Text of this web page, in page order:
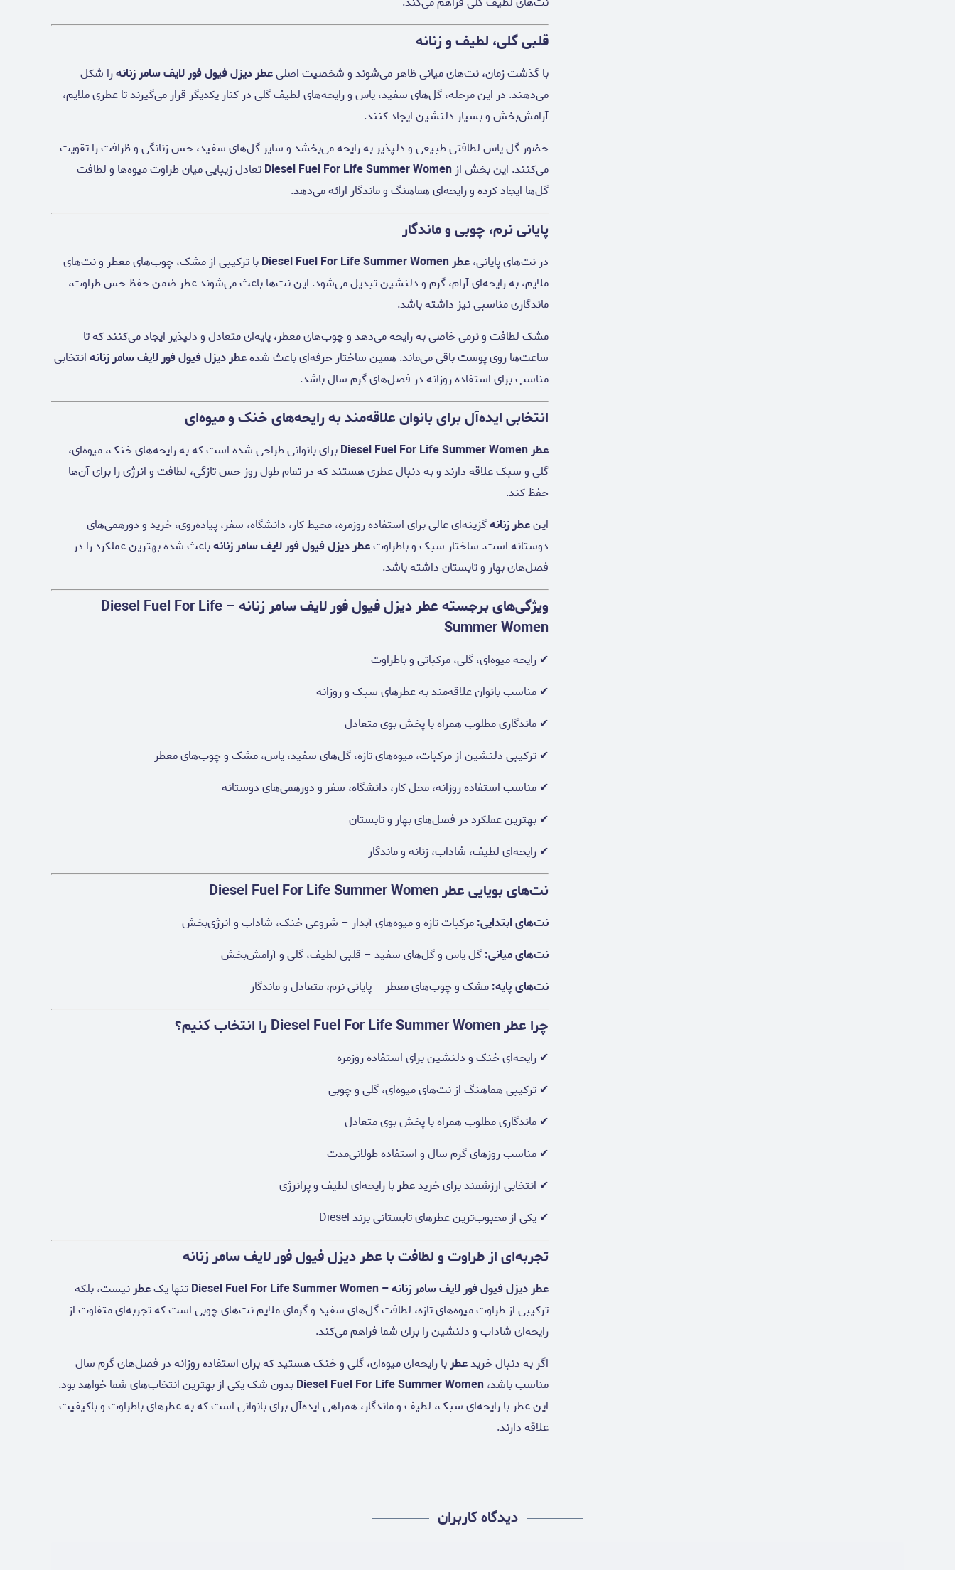
قلبی گلی، لطیف و زنانه
با گذشت زمان، نت‌های میانی ظاهر می‌شوند و شخصیت اصلیعطر دیزل فیول فور لایف سامر زنانهرا شکل
می‌دهند. در این مرحله، گل‌های سفید، یاس و رایحه‌های لطیف گلی در کنار یکدیگر قرار می‌گیرند تا عطری ملایم،
آرامش‌بخش و بسیار دلنشین ایجاد کنند.
حضور گل یاس لطافتی طبیعی و دلپذیر به رایحه می‌بخشد و سایر گل‌های سفید، حس زنانگی و ظرافت را تقویت
می‌کنند. این بخش از Diesel Fuel For Life Summer Womenتعادل زیبایی میان طراوت میوه‌ها و لطافت
گل‌ها ایجاد کرده و رایحه‌ای هماهنگ و ماندگار ارائه می‌دهد.
پایانی نرم، چوبی و ماندگار
در نت‌های پایانی،عطر Diesel Fuel For Life Summer Women
با ترکیبی از مشک، چوب‌های معطر و نت‌های
ملایم، به رایحه‌ای آرام، گرم و دلنشین تبدیل می‌شود. این نت‌ها باعث می‌شوند عطر ضمن حفظ حس طراوت،
ماندگاری مناسبی نیز داشته باشد.
مشک لطافت و نرمی خاصی به رایحه می‌دهد و چوب‌های معطر، پایه‌ای متعادل و دلپذیر ایجاد می‌کنند که تا
ساعت‌ها روی پوست باقی می‌ماند. همین ساختار حرفه‌ای باعث شدهعطر دیزل فیول فور لایف سامر زنانهانتخابی
مناسب برای استفاده روزانه در فصل‌های گرم سال باشد.
انتخابی ایده‌آل برای بانوان علاقه‌مند به رایحه‌های خنک و میوه‌ای
عطر Diesel Fuel For Life Summer Women
برای بانوانی طراحی شده است که به رایحه‌های خنک، میوه‌ای،
گلی و سبک علاقه دارند و به دنبال عطری هستند که در تمام طول روز حس تازگی، لطافت و انرژی را برای آن‌ها
حفظ کند.
اینعطر زنانهگزینه‌ای عالی برای استفاده روزمره، محیط کار، دانشگاه، سفر، پیاده‌روی، خرید و دورهمی‌های
دوستانه است. ساختار سبک و باطراوتعطر دیزل فیول فور لایف سامر زنانهباعث شده بهترین عملکرد را در
فصل‌های بهار و تابستان داشته باشد.
ویژگی‌های برجسته عطر دیزل فیول فور لایف سامر زنانه – Diesel Fuel For Life
Summer Women
✔ رایحه میوه‌ای، گلی، مرکباتی و باطراوت
✔ مناسب بانوان علاقه‌مند به عطرهای سبک و روزانه
✔ ماندگاری مطلوب همراه با پخش بوی متعادل
✔ ترکیبی دلنشین از مرکبات، میوه‌های تازه، گل‌های سفید، یاس، مشک و چوب‌های معطر
✔ مناسب استفاده روزانه، محل کار، دانشگاه، سفر و دورهمی‌های دوستانه
✔ بهترین عملکرد در فصل‌های بهار و تابستان
✔ رایحه‌ای لطیف، شاداب، زنانه و ماندگار
نت‌های بویایی عطر Diesel Fuel For Life Summer Women
نت‌های ابتدایی:مرکبات تازه و میوه‌های آبدار – شروعی خنک، شاداب و انرژی‌بخش
نت‌های میانی:گل یاس و گل‌های سفید – قلبی لطیف، گلی و آرامش‌بخش
نت‌های پایه:مشک و چوب‌های معطر – پایانی نرم، متعادل و ماندگار
چرا عطر Diesel Fuel For Life Summer Women را انتخاب کنیم؟
✔ رایحه‌ای خنک و دلنشین برای استفاده روزمره
✔ ترکیبی هماهنگ از نت‌های میوه‌ای، گلی و چوبی
✔ ماندگاری مطلوب همراه با پخش بوی متعادل
✔ مناسب روزهای گرم سال و استفاده طولانی‌مدت
✔ انتخابی ارزشمند برای خریدعطربا رایحه‌ای لطیف و پرانرژی
✔ یکی از محبوب‌ترین عطرهای تابستانی برند Diesel
تجربه‌ای از طراوت و لطافت با عطر دیزل فیول فور لایف سامر زنانه
عطر دیزل فیول فور لایف سامر زنانه – Diesel Fuel For Life Summer Women تنها یکعطرنیست، بلکه
ترکیبی از طراوت میوه‌های تازه، لطافت گل‌های سفید و گرمای ملایم نت‌های چوبی است که تجربه‌ای متفاوت از
رایحه‌ای شاداب و دلنشین را برای شما فراهم می‌کند.
اگر به دنبال خریدعطربا رایحه‌ای میوه‌ای، گلی و خنک هستید که برای استفاده روزانه در فصل‌های گرم سال
مناسب باشد،Diesel Fuel For Life Summer Womenبدون شک یکی از بهترین انتخاب‌های شما خواهد بود.
این عطر با رایحه‌ای سبک، لطیف و ماندگار، همراهی ایده‌آل برای بانوانی است که به عطرهای باطراوت و باکیفیت
علاقه دارند.
دیدگاه کاربران